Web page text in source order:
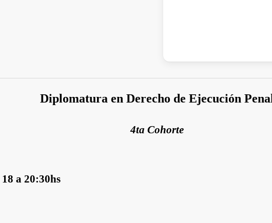
Diplomatura en Derecho de Ejecución
4ta Cohorte
a 20:30hs